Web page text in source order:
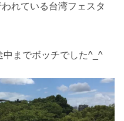
れている台湾フェスタ
中までボッチでした^_^